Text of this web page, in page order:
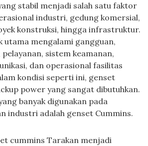
stabil menjadi salah satu faktor
industri, gedung komersial,
konstruksi, hingga infrastruktur.
utama mengalami gangguan,
sistem keamanan,
dan operasional fasilitas
kondisi seperti ini, genset
power yang sangat dibutuhkan.
banyak digunakan pada
industri adalah genset Cummins.
cummins Tarakan menjadi